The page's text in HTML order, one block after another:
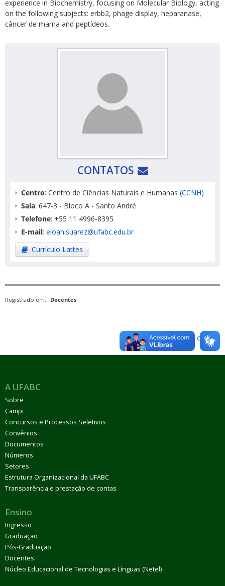
experience in Biochemistry, focusing on Molecular Biology, acting
on the following subjects: erbb2, phage display, heparanase,
câncer de mama and peptídeos.
CONTATOS
Centro: Centro de Ciências Naturais e Humanas (CCNH)
Sala: 647-3 - Bloco A - Santo André
Telefone: +55 11 4996-8395
E-mail: eloah.suarez@ufabc.edu.br
Currículo Lattes
Registrado em: Docentes
Voltar para o topo
A UFABC
Sobre
Campi
Concursos e Processos Seletivos
Convênios
Documentos
Números
Setores
Estrutura Organizacional da UFABC
Transparência e prestação de contas
Ensino
Ingresso
Graduação
Pós-Graduação
Docentes
Núcleo Educacional de Tecnologias e Línguas (Netel)